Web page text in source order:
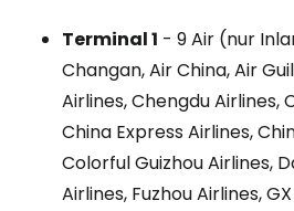
Terminal 1 - 9 Air (nur
Changan, Air China, Air
Airlines, Chengdu Airlines,
China Express Airlines,
Colorful Guizhou Airlines,
Airlines, Fuzhou Airlines,